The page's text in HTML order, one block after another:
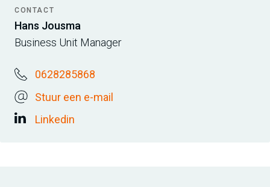
CONTACT
Hans Jousma
Business Unit Manager
0628285868
Stuur een e-mail
Linkedin